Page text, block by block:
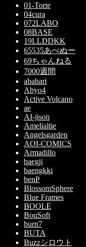
01-Torte
04cura
072LABO
08BASE
19LLDDKK
65535あべぬー
69ちゃんねる
7000週間
ababari
Abyo4
Active Volcano
ae
AI-jison
Amelialtie
Angelsgarden
AOI-COMICS
Armadillo
baegji
baengkki
benP
BlossomSphere
Blue Frames
BOOLE
BouSoft
burn7
BUTA
Buzzシロウト